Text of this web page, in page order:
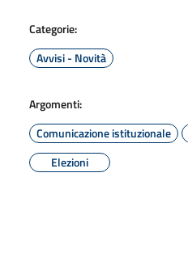
Categorie:
Avvisi - Novità
Argomenti:
Comunicazione istituzionale
Elezioni